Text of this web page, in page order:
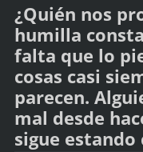
¿Quién nos
humilla
falta que lo
cosas casi
parecen.
mal desde
sigue